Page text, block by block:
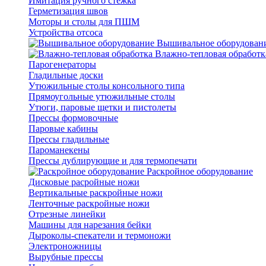
Герметизация швов
Моторы и столы для ПШМ
Устройства отсоса
Вышивальное
Влажно-тепловая
Парогенераторы
Гладильные доски
Утюжильные столы консольного типа
Прямоугольные утюжильные столы
Утюги, паровые щетки и пистолеты
Прессы формовочные
Паровые кабины
Прессы гладильные
Пароманекены
Прессы дублирующие и для термопечати
Раскройное оборудование
Дисковые расройные ножи
Вертикальные раскройные ножи
Ленточные раскройные ножи
Отрезные линейки
Машины для нарезания бейки
Дыроколы-спекатели и термоножи
Электроножницы
Вырубные прессы